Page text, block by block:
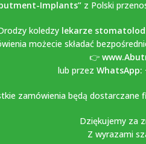
Implants”z Polski
koledzy lekarze
możecie składać
👉
lub przez WhatsApp:
zamówienia będą dostarczane
Dziękujemy za
Z wyrazami
OPIS
Overdenture
ANYONE wykonany
do wykonywania ruchomych